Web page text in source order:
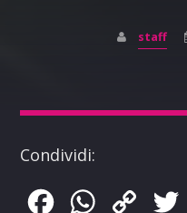
staff
Condividi:
FacebookWhatsApp
Copy